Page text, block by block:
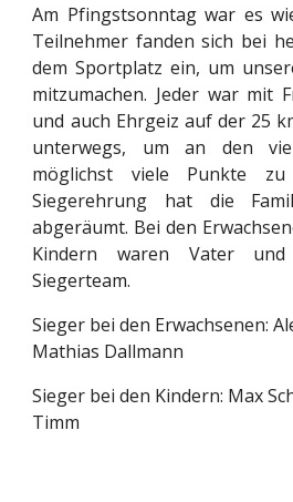
Am Pfingstsonntag war es
Teilnehmer fanden sich bei
dem Sportplatz ein, um
mitzumachen. Jeder war mit
und auch Ehrgeiz auf der 25
unterwegs, um an den
möglichst viele Punkte
Siegerehrung hat die
abgeräumt. Bei den
Kindern waren Vater
Siegerteam.
Sieger bei den Erwachsenen:
Mathias Dallmann
Sieger bei den Kindern: Max
Timm